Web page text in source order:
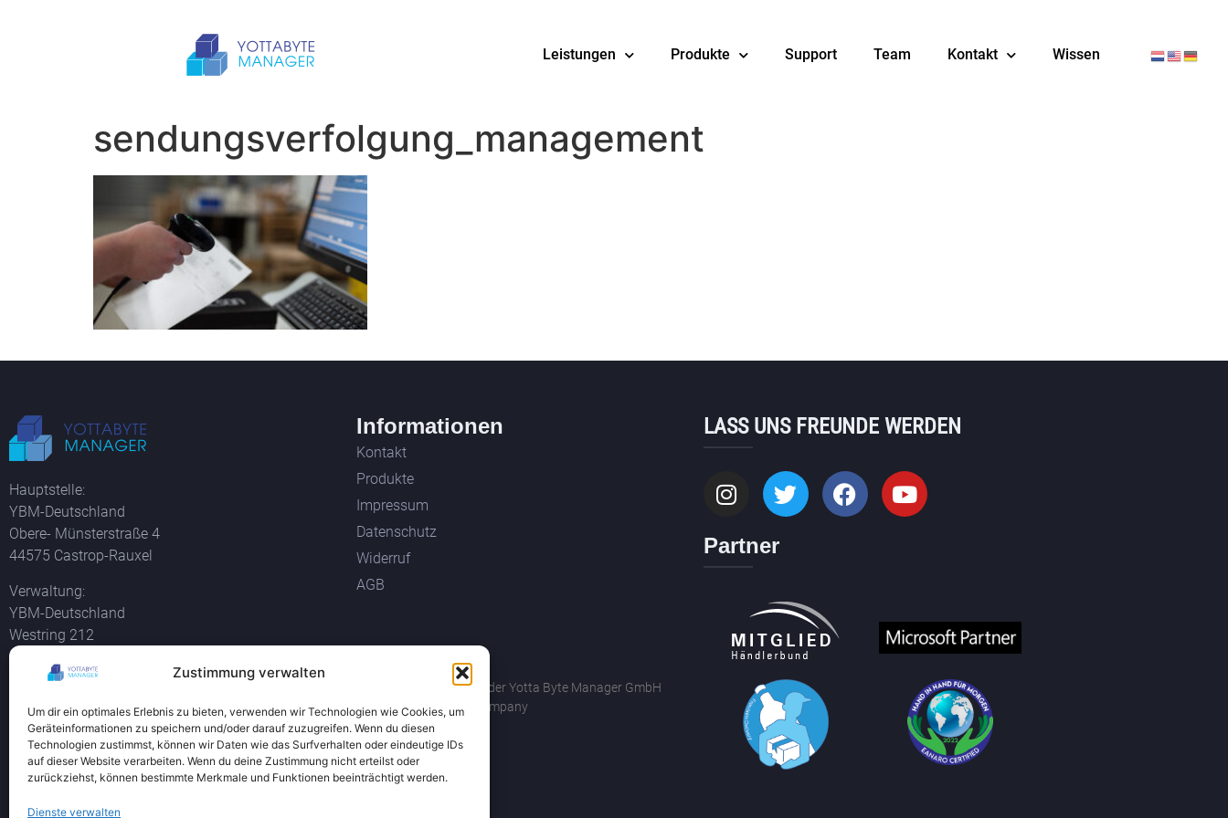
Zustimmung verwalten
Um dir ein optimales Erlebnis zu bieten, verwenden wir Technologien wie Cookies, um
Geräteinformationen zu speichern und/oder darauf zuzugreifen. Wenn du diesen
Technologien zustimmst, können wir Daten wie das Surfverhalten oder eindeutige IDs
auf dieser Website verarbeiten. Wenn du deine Zustimmung nicht erteilst oder
zurückziehst, können bestimmte Merkmale und Funktionen beeinträchtigt werden.
Dienste verwalten
Leistungen Produkte Support Team Kontakt Wissen
sendungsverfolgung_management
Hauptstelle:
YBM-Deutschland
Obere- Münsterstraße 4
44575 Castrop-Rauxel
Verwaltung:
YBM-Deutschland
Westring 212
44579 Castrop-Rauxel
info@ybm-deutschland.de
Teamviewer Download
Informationen
Kontakt
Produkte
Impressum
Datenschutz
Widerruf
AGB
Alle Bildrechte gehören der Yotta Byte Manager GmbH
und der ByronBricks Company
LASS UNS FREUNDE WERDEN
Partner